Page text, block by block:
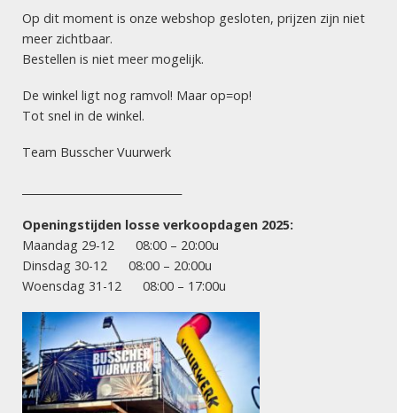
ACTIES
Dakota Sunset (2 kg
VUURWERK HENGELO
betrouwbaar vuurwerk!
Vuurwerkverkoopdagen 2025:
dinsdag 30 december
8.00 uur – 20.00 uur
woensdag 31 december
8.00 uur – 17.00 uur
Op dit moment is onze webshop gesloten, prijzen zijn niet
meer zichtbaar.
Bestellen is niet meer mogelijk.
De winkel ligt nog ramvol! Maar op=op!
Tot snel in de winkel.
Team Busscher Vuurwerk
Openingstijden losse verkoopdagen 2025:
Maandag 29-12 08:00 – 20:00u
Dinsdag 30-12 08:00 – 20:00u
Woensdag 31-12 08:00 – 17:00u